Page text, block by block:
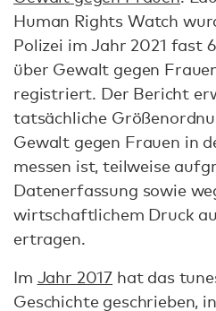
Human Rights Watch
Polizei im Jahr 2021 fast
über Gewalt gegen
registriert. Der Bericht
tatsächliche
Gewalt gegen Frauen in
messen ist, teilweise
Datenerfassung sowie
wirtschaftlichem Druck
ertragen.
Im Jahr 2017 hat das
Geschichte geschrieben,